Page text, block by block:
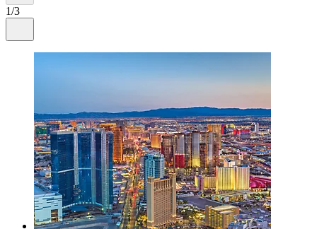
1/3